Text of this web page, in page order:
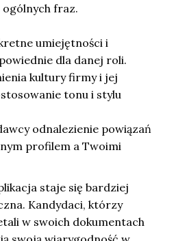
ogólnych fraz.
umiejętności i
dla danej roli.
kultury firmy i jej
tonu i stylu
odnalezienie powiązań
profilem a Twoimi
staje się bardziej
Kandydaci, którzy
w swoich dokumentach